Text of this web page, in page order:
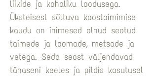
liikide ja kohaliku loodusega.
Üksteisest sõltuva koostoimimise
kaudu on inimesed olnud seotud
taimede ja loomade, metsade ja
vetega. Seda seost väljendavad
tänaseni keeles ja pildis kasutusel